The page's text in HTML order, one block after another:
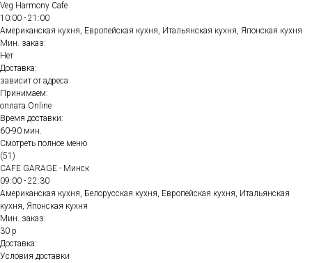
Veg Harmony Cafe
10:00 - 21:00
Американская кухня, Европейская кухня, Итальянская кухня, Японская кухня
Мин. заказ:
Нет
Доставка:
зависит от адреса
Принимаем:
оплата Online
Время доставки:
60-90 мин.
Смотреть полное меню
(51)
CAFE GARAGE - Минск
09:00 - 22:30
Американская кухня, Белорусская кухня, Европейская кухня, Итальянская
кухня, Японская кухня
Мин. заказ:
30 р
Доставка:
Условия доставки